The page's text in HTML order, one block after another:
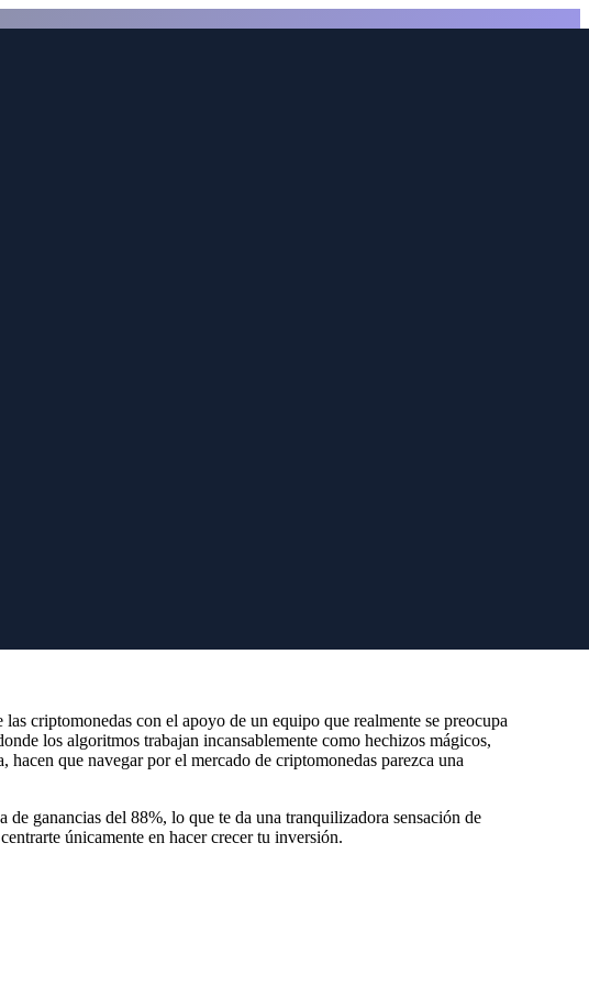
criptomonedas con el apoyo de un equipo que realmente se preocupa
los algoritmos trabajan incansablemente como hechizos mágicos,
que navegar por el mercado de criptomonedas parezca una
ganancias del 88%, lo que te da una tranquilizadora sensación de
únicamente en hacer crecer tu inversión.